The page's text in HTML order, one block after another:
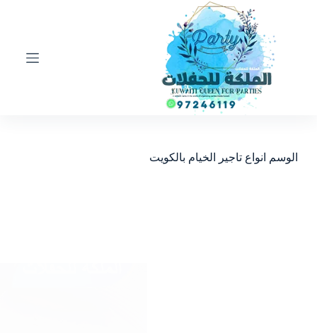
الوسم انواع تاجير الخيام بالكويت